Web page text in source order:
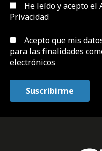
He leído y acepto el
Privacidad
Acepto que mis
para las finalidades
electrónicos